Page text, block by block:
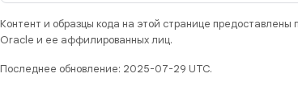
Контент и образцы кода на этой странице предоставлены
Oracle и ее аффилированных лиц.
Последнее обновление: 2025-07-29 UTC.